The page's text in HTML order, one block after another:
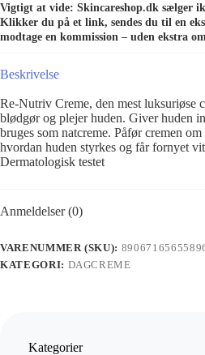
Vigtigt at vide: Skincareshop.dk sælger
Klikker du på et link, sendes du til en
modtage en kommission – uden ekstra
Beskrivelse
Re-Nutriv Creme, den mest luksuriøse
blødgør og plejer huden. Giver huden
bruges som natcreme. Påfør cremen
hvordan huden styrkes og får fornyet
Dermatologisk testet
Anmeldelser (0)
VARENUMMER (SKU):
KATEGORI: DAGCREME
Kategorier